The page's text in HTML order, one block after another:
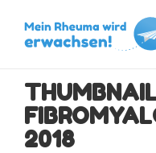
content
2018